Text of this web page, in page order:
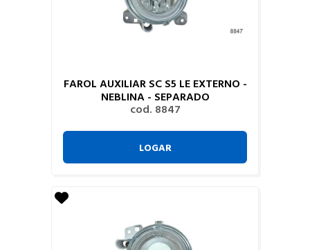
FAROL AUXILIAR SC S5 LE EXTERNO -
NEBLINA - SEPARADO
cod. 8847
LOGAR